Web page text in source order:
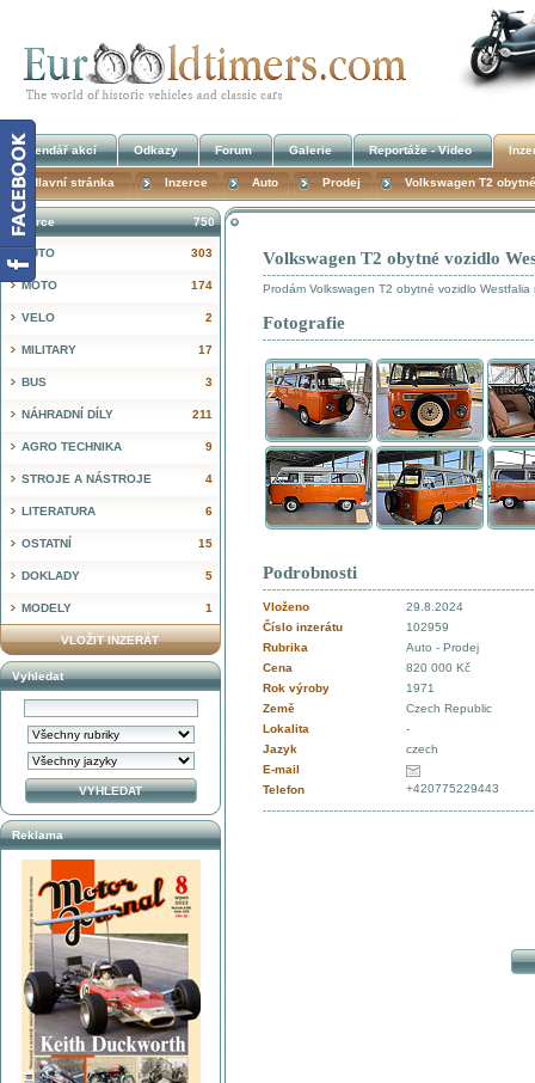
Volkswagen T2 obytné vozidlo
Prodám Volkswagen T2 obytné vozidlo Westfalia
Fotografie
Podrobnosti
Vloženo
29.8.2024
Číslo inzerátu
102959
Rubrika
Auto - Prodej
Cena
820 000 Kč
Rok výroby
1971
Země
Czech Republic
Lokalita
-
Jazyk
czech
E-mail
Telefon
+420775229443
750
Inzerce
303
AUTO
174
MOTO
2
VELO
17
MILITARY
3
BUS
211
NÁHRADNÍ DÍLY
9
AGRO TECHNIKA
4
STROJE A NÁSTROJE
6
LITERATURA
15
OSTATNÍ
5
DOKLADY
1
MODELY
VLOŽIT INZERÁT
Vyhledat
Reklama
Kalendář akcí Odkazy Forum Galerie Reportáže - Video
Hlavní stránka Inzerce Auto Prodej Volkswagen T2